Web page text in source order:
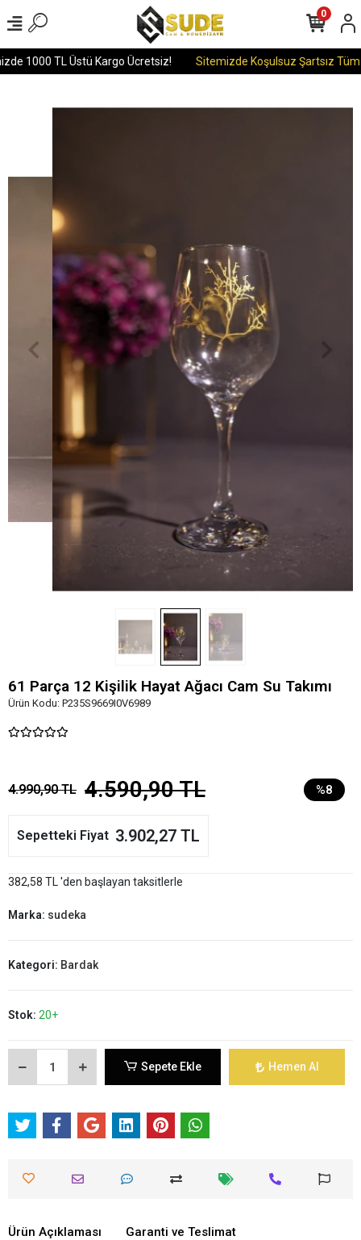
1000 TL Üstü Kargo Ücretsiz! Sitemizde Koşulsuz Şartsız Tüm
0
61 Parça 12 Kişilik Hayat Ağacı Cam Su Takımı
Ürün Kodu: P235S9669I0V6989
4.990,90 TL 4.590,90 TL %8
Sepetteki Fiyat 3.902,27 TL
382,58 TL 'den başlayan taksitlerle
Marka: sudeka
Kategori: Bardak
Stok: 20+
Sepete Ekle Hemen Al
Ürün Açıklaması Garanti ve Teslimat